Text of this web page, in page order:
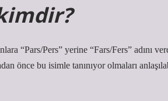
“Pars/Pers” yerine “Fars/Fers” adını
önce bu isimle tanınıyor olmaları